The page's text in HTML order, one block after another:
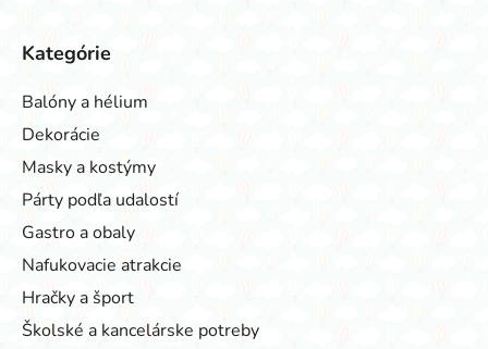
Kategórie
Balóny a hélium
Dekorácie
Masky a kostýmy
Párty podľa udalostí
Gastro a obaly
Nafukovacie atrakcie
Hračky a šport
Školské a kancelárske potreby